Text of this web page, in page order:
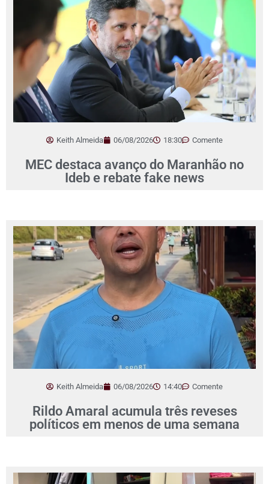
Keith Almeida 06/08/2026 18:30 Comente
MEC destaca avanço do Maranhão no
Ideb e rebate fake news
Keith Almeida 06/08/2026 14:40 Comente
Rildo Amaral acumula três reveses
políticos em menos de uma semana